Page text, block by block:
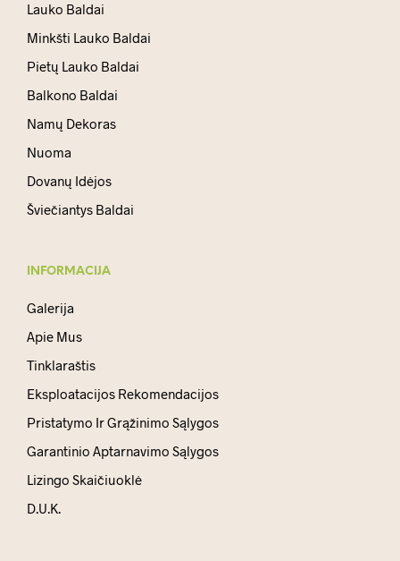
Lauko Baldai
Minkšti Lauko Baldai
Pietų Lauko Baldai
Balkono Baldai
Namų Dekoras
Nuoma
Dovanų Idėjos
Šviečiantys Baldai
INFORMACIJA
Galerija
Apie Mus
Tinklaraštis
Eksploatacijos Rekomendacijos
Pristatymo Ir Grąžinimo Sąlygos
Garantinio Aptarnavimo Sąlygos
Lizingo Skaičiuoklė
D.U.K.